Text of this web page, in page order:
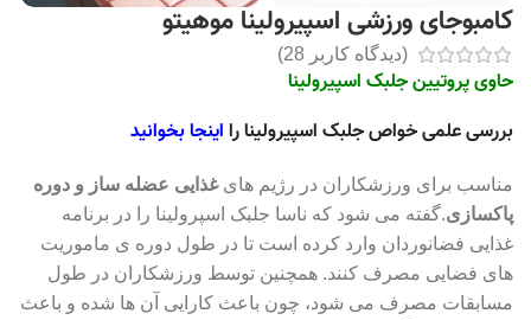
کامبوجای ورزشی اسپیرولینا موهیتو
(دیدگاه کاربر 28
)
حاوی پروتیین جلبک اسپیرولینا
بررسی علمی خواص جلبک اسپیرولینا را اینجا بخوانید
مناسب برای ورزشکاران در رژیم هایغذایی عضله ساز و دوره
پاکسازی.گفته می شود که ناسا جلبک اسپرولینا را در برنامه
غذایی فضانوردان وارد کرده است تا در طول دوره ی ماموریت
های فضایی مصرف کنند. همچنین توسط ورزشکاران در طول
مسابقات مصرف می شود، چون باعث کارایی آن ها شده و باعث